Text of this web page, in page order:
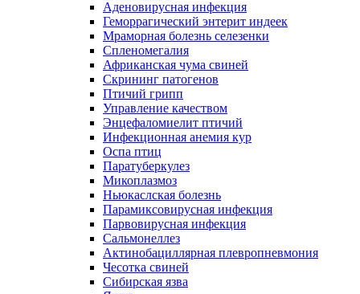
Аденовирусная инфекция
Геморрагический энтерит индеек
Мраморная болезнь селезенки
Спленомегалия
Африканская чума свиней
Скрининг патогенов
Птичий грипп
Управление качеством
Энцефаломиелит птичий
Инфекционная анемия кур
Оспа птиц
Паратуберкулез
Микоплазмоз
Ньюкаслская болезнь
Парамиксовирусная инфекция
Парвовирусная инфекция
Сальмонеллез
Актинобациллярная плевропневмония
Чесотка свиней
Сибирская язва